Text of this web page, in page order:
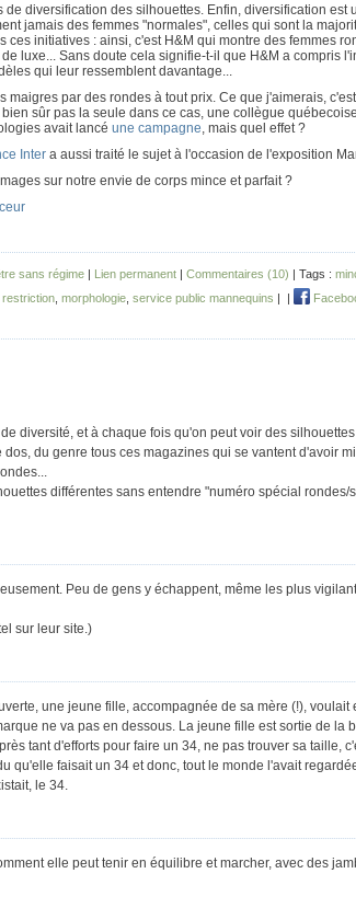
diversification des silhouettes. Enfin, diversification est
jamais des femmes "normales", celles qui sont la
initiatives : ainsi, c'est H&M qui montre des femmes
luxe... Sans doute cela signifie-t-il que H&M a compris
qui leur ressemblent davantage...
maigres par des rondes à tout prix. Ce que j'aimerais,
sûr pas la seule dans ce cas, une collègue
avait lancé une campagne , mais quel effet ?
Inter a aussi traité le sujet à l'occasion de l'exposition
sur notre envie de corps mince et parfait ?
sans régime | Lien permanent | Commentaires (10) | Tags :
restriction morphologie service public mannequins | |
diversité, et à chaque fois qu'on peut voir des
du genre tous ces magazines qui se vantent d'avoir
différentes sans entendre "numéro spécial rondes/
Peu de gens y échappent, même les plus
sur leur site.)
une jeune fille, accompagnée de sa mère (!), voulait
ne va pas en dessous. La jeune fille est sortie de la
tant d'efforts pour faire un 34, ne pas trouver sa taille,
qu'elle faisait un 34 et donc, tout le monde l'avait
le 34.
elle peut tenir en équilibre et marcher, avec des